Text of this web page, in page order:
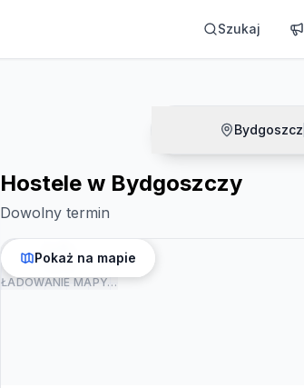
Szukaj
Bydgoszcz
Hostele w Bydgoszczy
Dowolny termin
ŁADOWANIE MAPY…
Pokaż na mapie